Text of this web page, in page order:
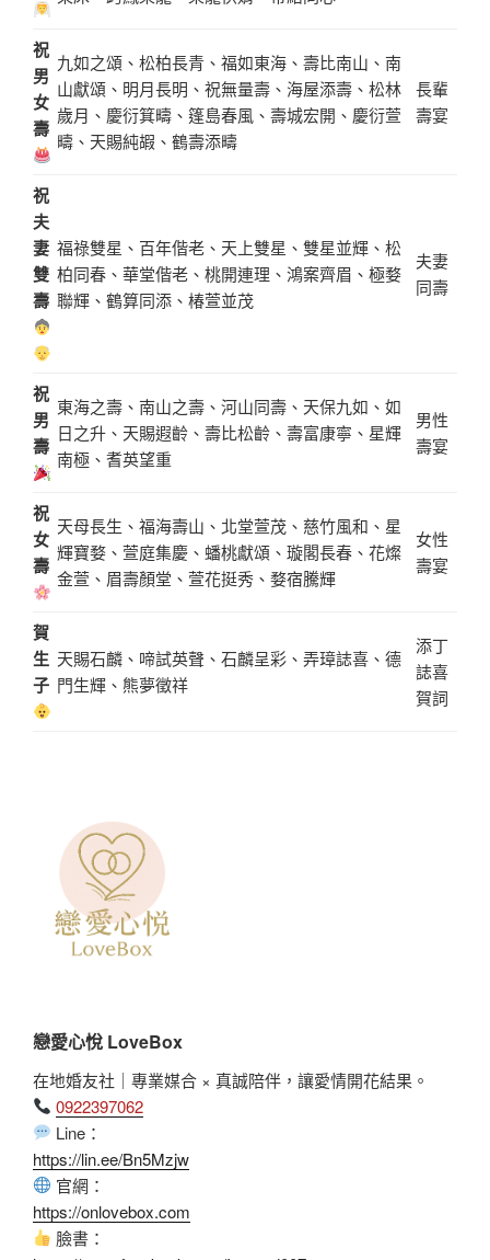
祝
男
女
壽
九如之頌、松柏長青、福如東海、壽比南山、南
山獻頌、明月長明、祝無量壽、海屋添壽、松林
歲月、慶衍箕疇、篷島春風、壽城宏開、慶衍萱
疇、天賜純嘏、鶴壽添疇
長輩
壽宴
祝
夫
妻
雙
壽
福祿雙星、百年偕老、天上雙星、雙星並輝、松
柏同春、華堂偕老、桃開連理、鴻案齊眉、極婺
聯輝、鶴算同添、椿萱並茂
夫妻
同壽
祝
男
壽
東海之壽、南山之壽、河山同壽、天保九如、如
日之升、天賜遐齡、壽比松齡、壽富康寧、星輝
南極、耆英望重
男性
壽宴
祝
女
壽
天母長生、福海壽山、北堂萱茂、慈竹風和、星
輝寶婺、萱庭集慶、蟠桃獻頌、璇閣長春、花燦
金萱、眉壽顏堂、萱花挺秀、婺宿騰輝
女性
壽宴
賀
生
子
天賜石麟、啼試英聲、石麟呈彩、弄璋誌喜、德
門生輝、熊夢徵祥
添丁
誌喜
賀詞
戀愛心悅 LoveBox
在地婚友社｜專業媒合 × 真誠陪伴，讓愛情開花結果。
0922397062
Line：
https://lin.ee/Bn5Mzjw
官網：
https://onlovebox.com
臉書：